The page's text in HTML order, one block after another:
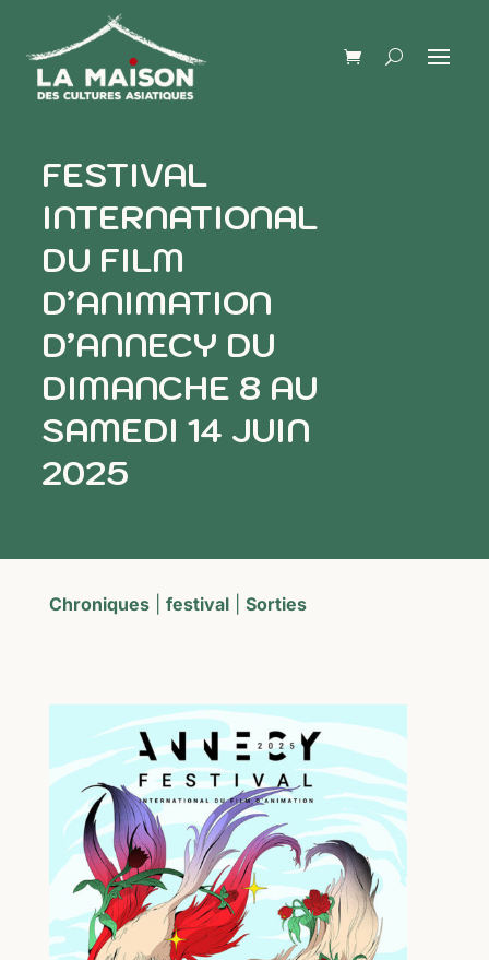
FESTIVAL
INTERNATIONAL
DU FILM
D’ANIMATION
D’ANNECY DU
DIMANCHE 8 AU
SAMEDI 14 JUIN
2025
Chroniques| festival| Sorties